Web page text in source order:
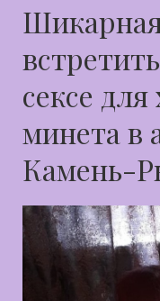
сексе
минета в
Камень-